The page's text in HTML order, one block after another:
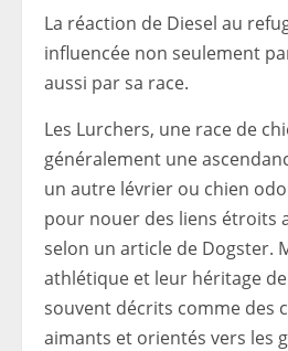
La réaction de Diesel au
influencée non seulement
aussi par sa race.
Les Lurchers, une race de
généralement une
un autre lévrier ou chien
pour nouer des liens étroits
selon un article de Dogster.
athlétique et leur héritage
souvent décrits comme des
aimants et orientés vers les